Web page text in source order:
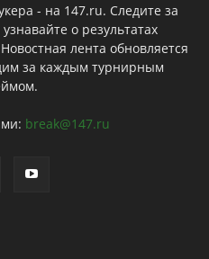
- на 147.ru. Следите за
о результатах
лента обновляется
за каждым турнирным
break@147.ru